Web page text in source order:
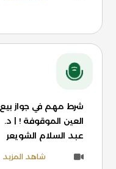
شرط مهم في جواز بيع
العين الموقوفة ! | د.
عبد السلام الشويعر
شاهد المزيد